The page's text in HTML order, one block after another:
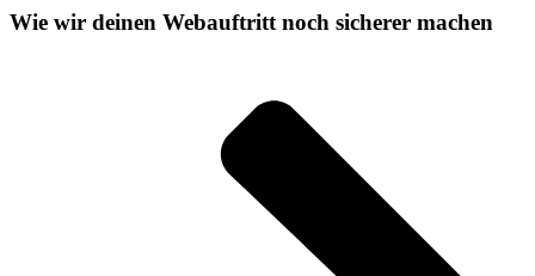
Wie wir deinen Webauftritt noch sicherer machen